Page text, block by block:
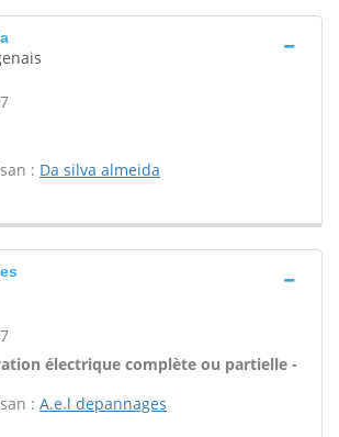
: Da silva almeida
électrique complète ou partielle -
: A.e.l depannages